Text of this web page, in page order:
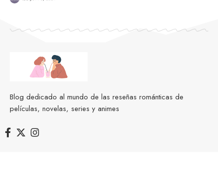
Blog dedicado al mundo de las reseñas románticas de
películas, novelas, series y animes